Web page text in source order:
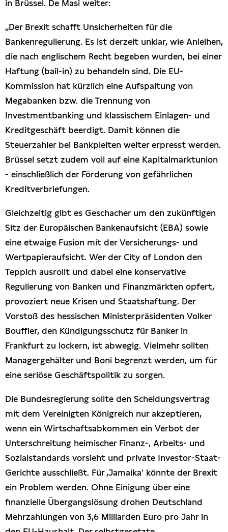
in Brüssel. De Masi weiter:
„Der Brexit schafft Unsicherheiten für die
Bankenregulierung. Es ist derzeit unklar, wie Anleihen,
die nach englischem Recht begeben wurden, bei einer
Haftung (bail-in) zu behandeln sind. Die EU-
Kommission hat kürzlich eine Aufspaltung von
Megabanken bzw. die Trennung von
Investmentbanking und klassischem Einlagen- und
Kreditgeschäft beerdigt. Damit können die
Steuerzahler bei Bankpleiten weiter erpresst werden.
Brüssel setzt zudem voll auf eine Kapitalmarktunion
- einschließlich der Förderung von gefährlichen
Kreditverbriefungen.
Gleichzeitig gibt es Geschacher um den zukünftigen
Sitz der Europäischen Bankenaufsicht (EBA) sowie
eine etwaige Fusion mit der Versicherungs- und
Wertpapieraufsicht. Wer der City of London den
Teppich ausrollt und dabei eine konservative
Regulierung von Banken und Finanzmärkten opfert,
provoziert neue Krisen und Staatshaftung. Der
Vorstoß des hessischen Ministerpräsidenten Volker
Bouffier, den Kündigungsschutz für Banker in
Frankfurt zu lockern, ist abwegig. Vielmehr sollten
Managergehälter und Boni begrenzt werden, um für
eine seriöse Geschäftspolitik zu sorgen.
Die Bundesregierung sollte den Scheidungsvertrag
mit dem Vereinigten Königreich nur akzeptieren,
wenn ein Wirtschaftsabkommen ein Verbot der
Unterschreitung heimischer Finanz-, Arbeits- und
Sozialstandards vorsieht und private Investor-Staat-
Gerichte ausschließt. Für ‚Jamaika‘ könnte der Brexit
ein Problem werden. Ohne Einigung über eine
finanzielle Übergangslösung drohen Deutschland
Mehrzahlungen von 3,6 Milliarden Euro pro Jahr in